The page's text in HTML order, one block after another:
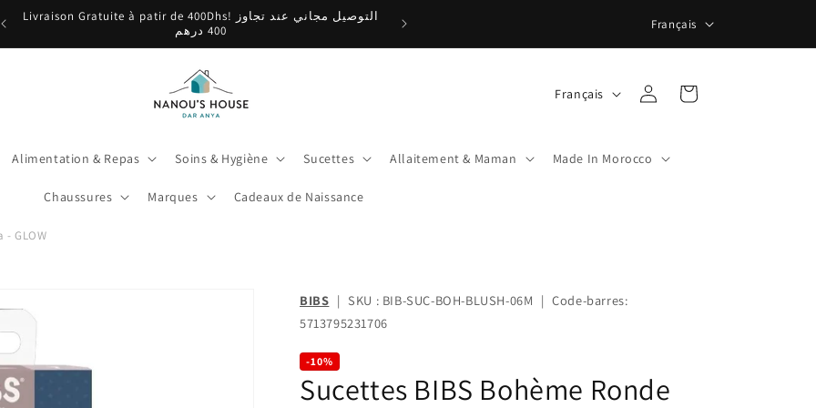
🎉 Babybio Primea 1 est de retour ! Découvrez-le ici
a
g
e
Français
Alimentation & Repas Soins & Hygiène Sucettes Allaitement & Maman Made In Morocco
Chaussures Marques Cadeaux de Naissance
Français Connexion Panier
- GLOW
BIBS | SKU : BIB-SUC-BOH-BLUSH-06M | Code-barres:
5713795231706
-10%
Sucettes BIBS Bohème Ronde